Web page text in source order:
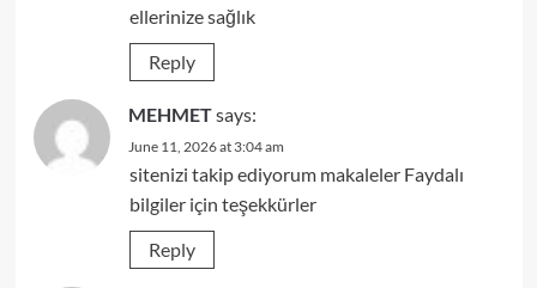
ellerinize sağlık
Reply
MEHMETsays:
June 11, 2026 at 3:04 am
sitenizi takip ediyorum makaleler Faydalı
bilgiler için teşekkürler
Reply